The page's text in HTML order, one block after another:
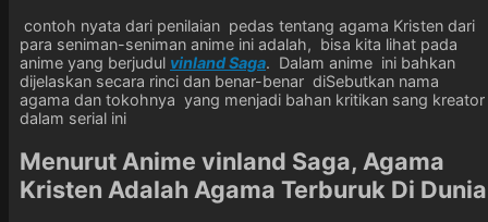
contoh nyata dari penilaian pedas tentang agama Kristen dari
para seniman-seniman anime ini adalah, bisa kita lihat pada
anime yang berjudul vinland Saga. Dalam anime ini bahkan
dijelaskan secara rinci dan benar-benar diSebutkan nama
agama dan tokohnya yang menjadi bahan kritikan sang kreator
dalam serial ini
Menurut Anime vinland Saga, Agama
Kristen Adalah Agama Terburuk Di Dunia